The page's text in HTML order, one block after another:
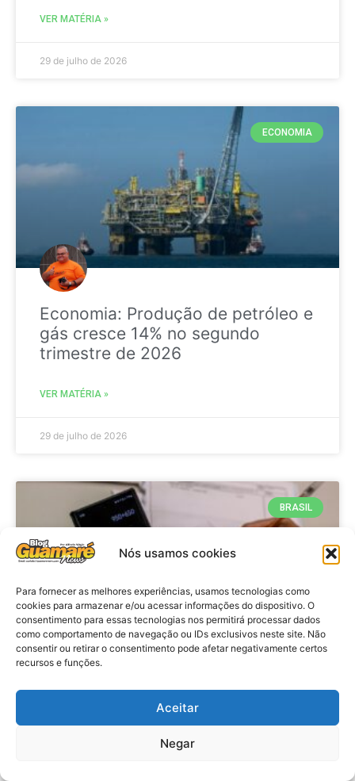
Nós usamos cookies
Para fornecer as melhores experiências, usamos tecnologias como
cookies para armazenar e/ou acessar informações do dispositivo. O
consentimento para essas tecnologias nos permitirá processar dados
como comportamento de navegação ou IDs exclusivos neste site. Não
consentir ou retirar o consentimento pode afetar negativamente certos
recursos e funções.
Aceitar
Negar
VER MATÉRIA »
29 de julho de 2026
ECONOMIA
Economia: Produção de petróleo e
gás cresce 14% no segundo
trimestre de 2026
VER MATÉRIA »
29 de julho de 2026
BRASIL
Economia: Prazo de adesão ao
Programa Desenrola 2.0 é
prorrogado